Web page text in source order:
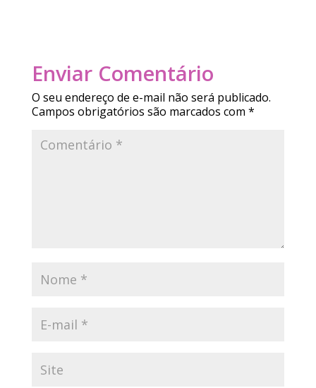
Enviar Comentário
O seu endereço de e-mail não será publicado.
Campos obrigatórios são marcados com *